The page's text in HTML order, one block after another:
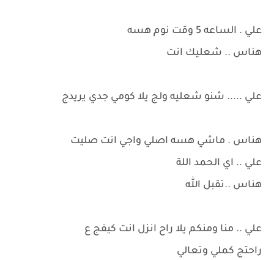
علي . الساعه 5 وقت نوم هسه
هناس .. شعليك انت
علي ..... شنو شعليه ولج يلا كومي جدي يريدج
هناس . ماشي هسه اصلي واجي انت صليت
علي .. اي الحمد اللة
هناس ..تقبل الله
علي .. منا ومنكم يلا راح انزل انت كيفج ع
راحتج كملي وتعالي